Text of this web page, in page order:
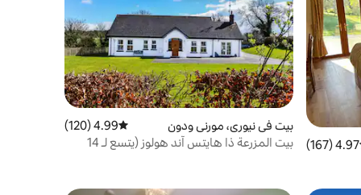
التقييم 4.97 من 5، 167 مراجعات
4.97 (167)
بيت في نيوري، مورني ودون متوسط التقييم 4.99 من 5، 120 مراجعات
4.99 (120)
بيت المزرعة ذا هايتس آند هولوز (يتسع لـ 14